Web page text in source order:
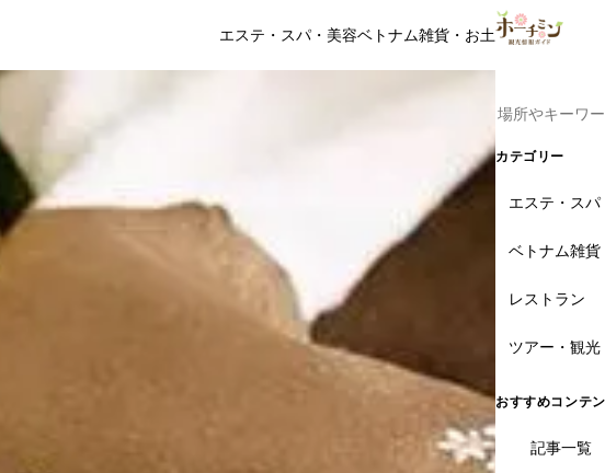
エステ・スパ・美容ベトナム雑貨・お土産レストラン
カテゴリー
エステ・スパ
ベトナム雑
レストラン
ツアー・観光
おすすめコンテ
記事一覧